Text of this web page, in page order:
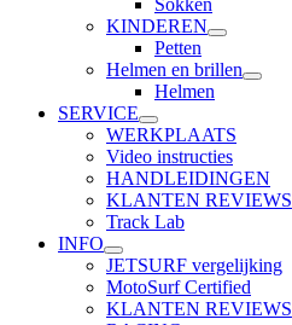
Sokken
KINDEREN
Petten
Helmen en brillen
Helmen
SERVICE
WERKPLAATS
Video instructies
HANDLEIDINGEN
KLANTEN REVIEWS
Track Lab
INFO
JETSURF vergelijking
MotoSurf Certified
KLANTEN REVIEWS